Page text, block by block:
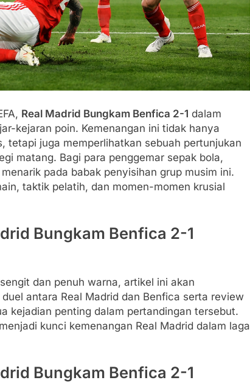
Real Madrid Bungkam Benfica 2-1 dalam
kejaran poin. Kemenangan ini tidak hanya
tetapi juga memperlihatkan sebuah pertunjukan
matang. Bagi para penggemar sepak bola,
pada babak penyisihan grup musim ini.
taktik pelatih, dan momen-momen krusial
Bungkam Benfica 2-1
dan penuh warna, artikel ini akan
antara Real Madrid dan Benfica serta review
kejadian penting dalam pertandingan tersebut.
kunci kemenangan Real Madrid dalam laga
Bungkam Benfica 2-1